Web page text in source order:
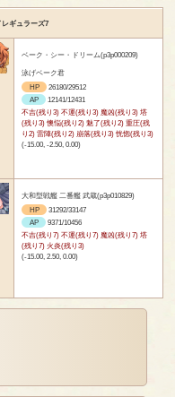
レギュラーズ7
ベーク・シー・ドリーム(p3p000209)
泳げベーク君
HP
26180/29512
AP
12141/12431
不吉(残り3) 不運(残り3) 魔凶(残り3) 塔
(残り3) 懊悩(残り2) 魅了(残り2) 重圧(残
り2) 雷陣(残り2) 崩落(残り3) 恍惚(残り3)
(-15.00, -2.50, 0.00)
大和型戦艦 二番艦 武蔵(p3p010829)
HP
31292/33147
AP
9371/10456
不吉(残り7) 不運(残り7) 魔凶(残り7) 塔
(残り7) 火炎(残り3)
(-15.00, 2.50, 0.00)